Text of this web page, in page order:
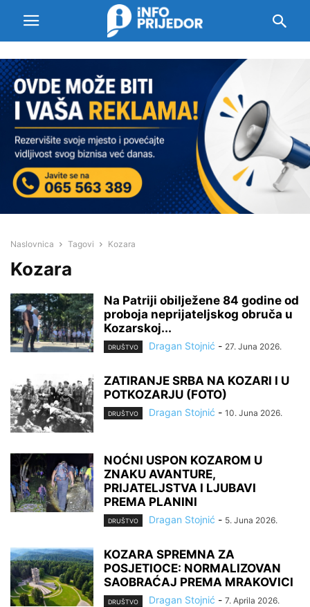
Naslovnica Tagovi Kozara
Kozara
Na Patriji obilježene 84 godine od
proboja neprijateljskog obruča u
Kozarskoj...
DRUŠTVO Dragan Stojnić - 27. Juna 2026.
ZATIRANJE SRBA NA KOZARI I U
POTKOZARJU (FOTO)
DRUŠTVO Dragan Stojnić - 10. Juna 2026.
NOĆNI USPON KOZAROM U
ZNAKU AVANTURE,
PRIJATELJSTVA I LJUBAVI
PREMA PLANINI
DRUŠTVO Dragan Stojnić - 5. Juna 2026.
KOZARA SPREMNA ZA
POSJETIOCE: NORMALIZOVAN
SAOBRAĆAJ PREMA MRAKOVICI
DRUŠTVO Dragan Stojnić - 7. Aprila 2026.